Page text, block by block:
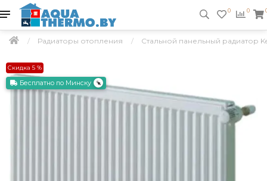
0 0
Радиаторы отопления Стальной панельный радиатор
Скидка 5 %
Бесплатно по Минску